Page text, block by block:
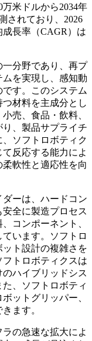
米ドルから2034年
されており、2026
長率（CAGR）は
分野であり、再プ
を実現し、感知動
す。このシステム
材料を主成分とし
売、食品・飲料、
、製品サプライチ
ソフトロボティク
反応する能力によ
軟性と適応性を向
ーは、ハードコン
全に製造プロセス
コンポーネント、
います。ソフトロ
ト設計の複雑さを
トロボティクスは
ハイブリッドシス
、ソフトロボティ
ットグリッパー、
ます。
の急速な拡大によ